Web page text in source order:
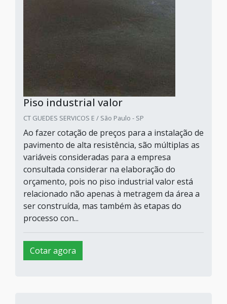
Piso industrial valor
CT GUEDES SERVICOS E / São Paulo - SP
Ao fazer cotação de preços para a instalação de
pavimento de alta resistência, são múltiplas as
variáveis consideradas para a empresa
consultada considerar na elaboração do
orçamento, pois no piso industrial valor está
relacionado não apenas à metragem da área a
ser construída, mas também às etapas do
processo con...
Cotar agora